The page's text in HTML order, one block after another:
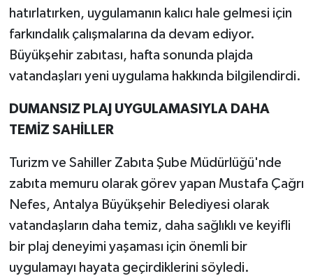
hatırlatırken, uygulamanın kalıcı hale gelmesi için
farkındalık çalışmalarına da devam ediyor.
Büyükşehir zabıtası, hafta sonunda plajda
vatandaşları yeni uygulama hakkında bilgilendirdi.
DUMANSIZ PLAJ UYGULAMASIYLA DAHA
TEMİZ SAHİLLER
Turizm ve Sahiller Zabıta Şube Müdürlüğü'nde
zabıta memuru olarak görev yapan Mustafa Çağrı
Nefes, Antalya Büyükşehir Belediyesi olarak
vatandaşların daha temiz, daha sağlıklı ve keyifli
bir plaj deneyimi yaşaması için önemli bir
uygulamayı hayata geçirdiklerini söyledi.